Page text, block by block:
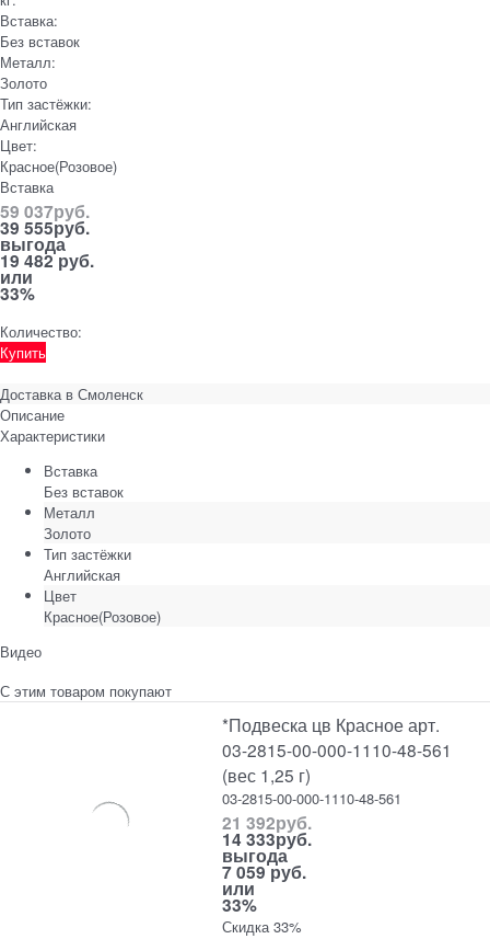
Вставка:
Без вставок
Металл:
Золото
Тип застёжки:
Английская
Цвет:
Красное(Розовое)
Вставка
59 037руб.
39 555руб.
выгода
19 482 руб.
или
33%
Количество:
Купить
Доставка в Смоленск
Описание
Характеристики
Вставка
Без вставок
Металл
Золото
Тип застёжки
Английская
Цвет
Красное(Розовое)
Видео
С этим товаром покупают
*Подвеска цв Красное арт.
03-2815-00-000-1110-48-561
(вес 1,25 г)
03-2815-00-000-1110-48-561
21 392руб.
14 333руб.
выгода
7 059 руб.
или
33%
Скидка 33%